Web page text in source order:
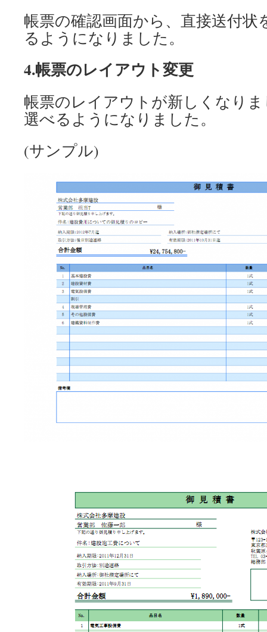
帳票の確認画面から、直接送付
るようになりました。
4.帳票のレイアウト変更
帳票のレイアウトが新しくなり
選べるようになりました。
(サンプル)